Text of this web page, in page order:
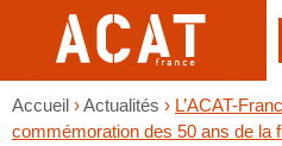
Accueil ›Actualités › L’ACAT-
commémoration des 50 ans de la